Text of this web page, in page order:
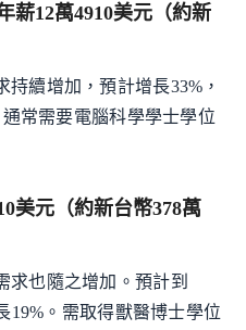
薪12萬4910美元（約新
續增加，預計增長33%，
常需要電腦科學學士學位
美元（約新台幣378萬
求也隨之增加。預計到
19%。需取得獸醫博士學位